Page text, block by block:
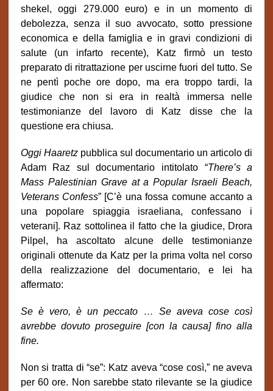
shekel, oggi 279.000 euro) e in un momento di
debolezza, senza il suo avvocato, sotto pressione
economica e della famiglia e in gravi condizioni di
salute (un infarto recente), Katz firmò un testo
preparato di ritrattazione per uscirne fuori del tutto. Se
ne pentì poche ore dopo, ma era troppo tardi, la
giudice che non si era in realtà immersa nelle
testimonianze del lavoro di Katz disse che la
questione era chiusa.
Oggi Haaretz pubblica sul documentario un articolo di
Adam Raz sul documentario intitolato “There’s a
Mass Palestinian Grave at a Popular Israeli Beach,
Veterans Confess” [C’è una fossa comune accanto a
una popolare spiaggia israeliana, confessano i
veterani]. Raz sottolinea il fatto che la giudice, Drora
Pilpel, ha ascoltato alcune delle testimonianze
originali ottenute da Katz per la prima volta nel corso
della realizzazione del documentario, e lei ha
affermato:
Se è vero, è un peccato … Se aveva cose così
avrebbe dovuto proseguire [con la causa] fino alla
fine.
Non si tratta di “se”: Katz aveva “cose così,” ne aveva
per 60 ore. Non sarebbe stato rilevante se la giudice